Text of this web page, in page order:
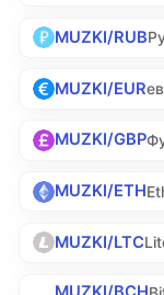
MUZKI/RUB
MUZKI/EUR
MUZKI/GBP
MUZKI/ETH
MUZKI/LTC